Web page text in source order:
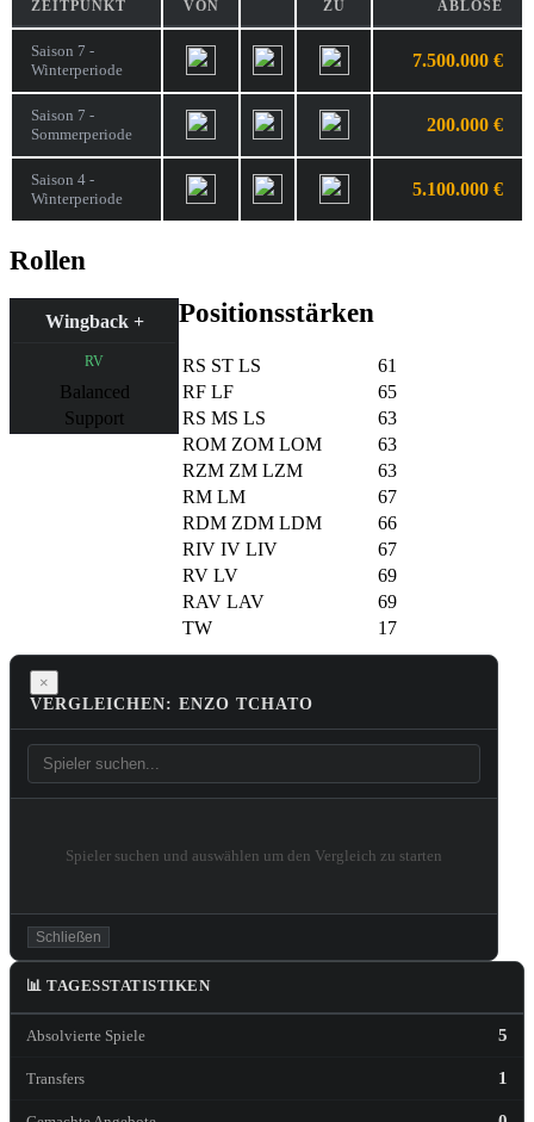
ZEITPUNKT VON ZU ABLÖSE
Saison 7 -
Winterperiode
7.500.000 €
Saison 7 -
Sommerperiode
200.000 €
Saison 4 -
Winterperiode
5.100.000 €
Rollen
Wingback +
RV
Balanced
Support
Positionsstärken
RS ST LS
61
RF LF
65
RS MS LS
63
ROM ZOM LOM
63
RZM ZM LZM
63
RM LM
67
RDM ZDM LDM
66
RIV IV LIV
67
RV LV
69
RAV LAV
69
TW
17
×
VERGLEICHEN: ENZO TCHATO
Spieler suchen und auswählen um den Vergleich zu starten
Schließen
📊 TAGESSTATISTIKEN
Absolvierte Spiele 5
Transfers 1